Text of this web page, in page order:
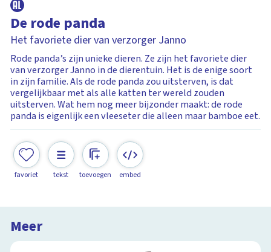
De rode panda
Het favoriete dier van verzorger Janno
Rode panda’s zijn unieke dieren. Ze zijn het favoriete dier
van verzorger Janno in de dierentuin. Het is de enige soort
in zijn familie. Als de rode panda zou uitsterven, is dat
vergelijkbaar met als alle katten ter wereld zouden
uitsterven. Wat hem nog meer bijzonder maakt: de rode
panda is eigenlijk een vleeseter die alleen maar bamboe eet.
favoriet tekst toevoegen embed
Meer